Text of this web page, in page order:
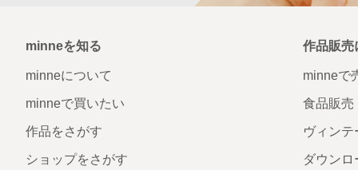
minneを知る
minneについて
minneで買いたい
作品をさがす
ショップをさがす
作品販売
minneで
食品販売
ヴィンテ
ダウンロ